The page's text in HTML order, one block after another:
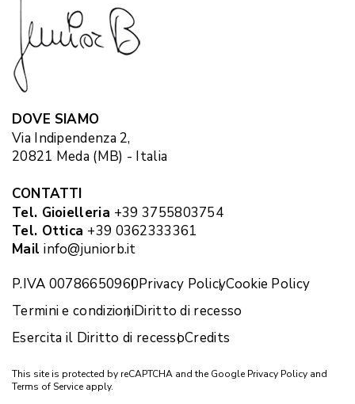
DOVE SIAMO
Via Indipendenza 2,
20821 Meda (MB) - Italia
CONTATTI
Tel. Gioielleria +39 3755803754
Tel. Ottica +39 0362333361
Mail info@juniorb.it
P.IVA 00786650960Privacy PolicyCookie Policy
Termini e condizioniDiritto di recesso
Esercita il Diritto di recessoCredits
This site is protected by reCAPTCHA and the Google Privacy Policy and
Terms of Service apply.